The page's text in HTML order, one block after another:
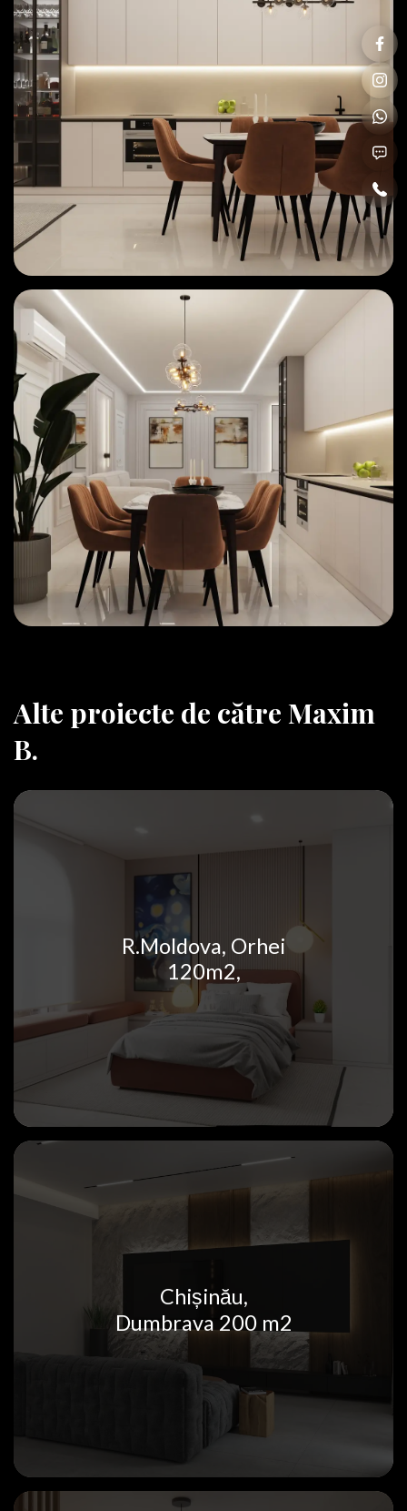
Alte proiecte de către Maxim
B.
R.Moldova, Orhei
120m2,
Chișinău,
Dumbrava 200 m2
Adresa electronică
Nr. Telefon
Sunt de acord cuPolitica de confedențialitate
Solicită oferta
Adresa electronică
Câți ani de experiență?
Sunt de acord cuPolitica de confedențialitate
Solicită oferta